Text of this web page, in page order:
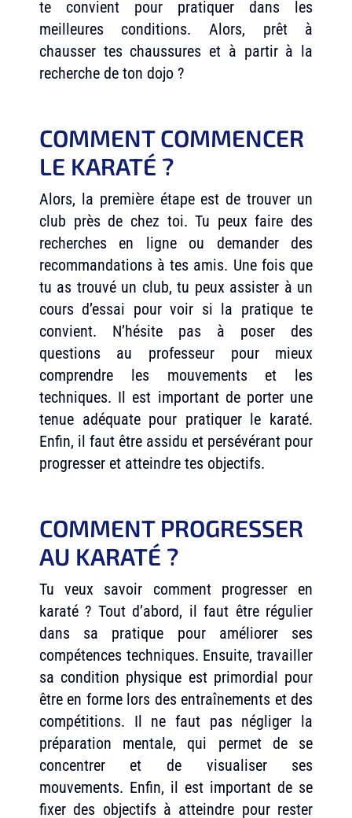
te convient pour pratiquer dans les
meilleures conditions. Alors, prêt à
chausser tes chaussures et à partir à la
recherche de ton dojo ?
COMMENT COMMENCER
LE KARATÉ ?
Alors, la première étape est de trouver un
club près de chez toi. Tu peux faire des
recherches en ligne ou demander des
recommandations à tes amis. Une fois que
tu as trouvé un club, tu peux assister à un
cours d’essai pour voir si la pratique te
convient. N’hésite pas à poser des
questions au professeur pour mieux
comprendre les mouvements et les
techniques. Il est important de porter une
tenue adéquate pour pratiquer le karaté.
Enfin, il faut être assidu et persévérant pour
progresser et atteindre tes objectifs.
COMMENT PROGRESSER
AU KARATÉ ?
Tu veux savoir comment progresser en
karaté ? Tout d’abord, il faut être régulier
dans sa pratique pour améliorer ses
compétences techniques. Ensuite, travailler
sa condition physique est primordial pour
être en forme lors des entraînements et des
compétitions. Il ne faut pas négliger la
préparation mentale, qui permet de se
concentrer et de visualiser ses
mouvements. Enfin, il est important de se
fixer des objectifs à atteindre pour rester